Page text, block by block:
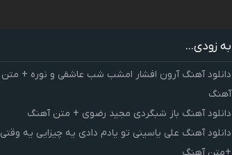
به زودی...
دانلود آهنگ آرون افشار امشب شب عاشقی و نوره + متن
آهنگ
دانلود آهنگ باز شبگردی مجید رضوی + متن آهنگ
دانلود آهنگ علی یاسینی تو یادم دادی یه چیزایی یه وقتی